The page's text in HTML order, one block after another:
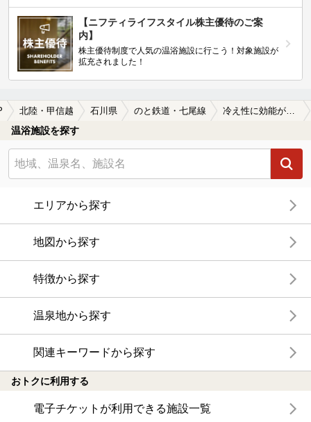
【ニフティライフスタイル株主優待のご案
内】
株主優待制度で人気の温浴施設に行こう！対象施設が
拡充されました！
北陸・甲信越 石川県 のと鉄道・七尾線 冷え性に効能があるのと鉄道・七尾線周辺の温泉、日帰り温泉、スーパー銭湯を探す
温浴施設を探す
エリアから探す
地図から探す
特徴から探す
温泉地から探す
関連キーワードから探す
おトクに利用する
電子チケットが利用できる施設一覧